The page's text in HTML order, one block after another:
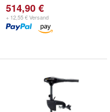
514,90 €
+ 12,55 € Versand